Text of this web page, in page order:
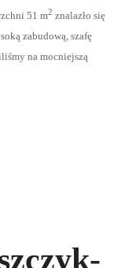
51 m2 znalazło się
zabudową, szafę
na mocniejszą